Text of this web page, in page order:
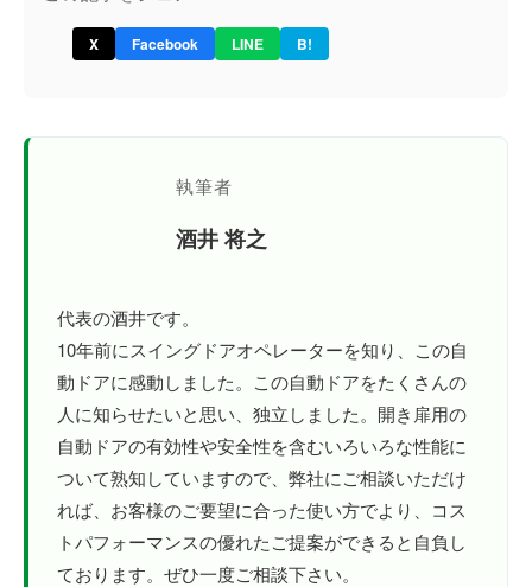
X Facebook LINE B!
執筆者
酒井 将之
代表の酒井です。
10年前にスイングドアオペレーターを知り、この自
動ドアに感動しました。この自動ドアをたくさんの
人に知らせたいと思い、独立しました。開き扉用の
自動ドアの有効性や安全性を含むいろいろな性能に
ついて熟知していますので、弊社にご相談いただけ
れば、お客様のご要望に合った使い方でより、コス
トパフォーマンスの優れたご提案ができると自負し
ております。ぜひ一度ご相談下さい。